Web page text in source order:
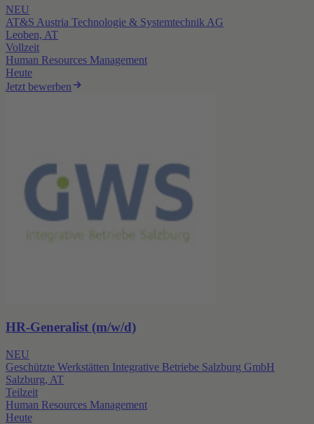
NEU
AT&S Austria Technologie & Systemtechnik AG
Leoben, AT
Vollzeit
Human Resources Management
Heute
Jetzt bewerben
HR-Generalist (m/w/d)
NEU
Geschützte Werkstätten Integrative Betriebe Salzburg GmbH
Salzburg, AT
Teilzeit
Human Resources Management
Heute